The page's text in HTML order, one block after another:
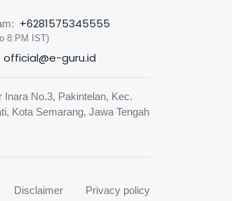
+6281575345555
8:PM IST)
official@e-guru.id
Inara No.3, Pakintelan, Kec.
Kota Semarang, Jawa Tengah
Disclaimer Privacy policy